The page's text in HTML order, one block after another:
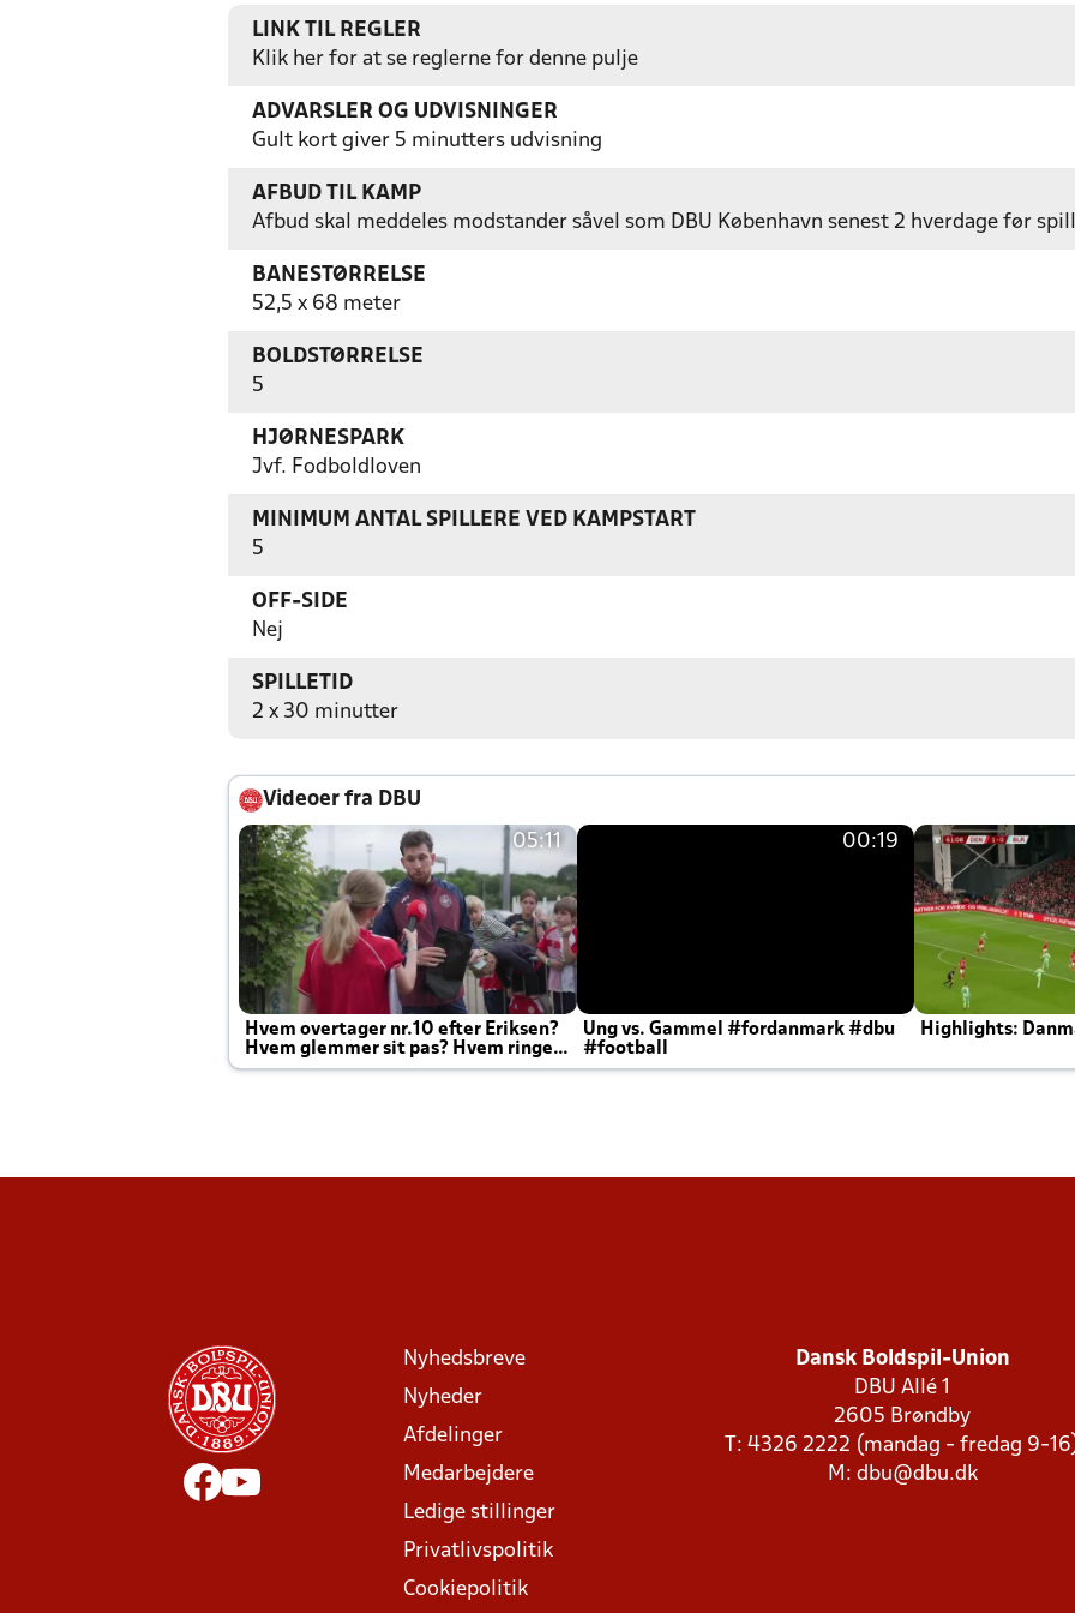
LINK TIL REGLER
Klik her for at se reglerne for denne pulje
ADVARSLER OG UDVISNINGER
Gult kort giver 5 minutters udvisning
AFBUD TIL KAMP
Afbud skal meddeles modstander såvel som DBU København senest 2 hverdage før
BANESTØRRELSE
52,5 x 68 meter
BOLDSTØRRELSE
5
HJØRNESPARK
Jvf. Fodboldloven
MINIMUM ANTAL SPILLERE VED KAMPSTART
5
OFF-SIDE
Nej
SPILLETID
2 x 30 minutter
Videoer fra DBU
05:11
Hvem overtager nr.10 efter Eriksen?
Hvem glemmer sit pas? Hvem ringer
Joachim altid til efter kampe?
00:19
Ung vs. Gammel #fordanmark #dbu
#football
Highlights:
Nyhedsbreve
Nyheder
Afdelinger
Medarbejdere
Ledige stillinger
Privatlivspolitik
Cookiepolitik
Dansk Boldspil-Union
DBU Allé 1
2605 Brøndby
T: 4326 2222 (mandag - fredag 9-
M: dbu@dbu.dk